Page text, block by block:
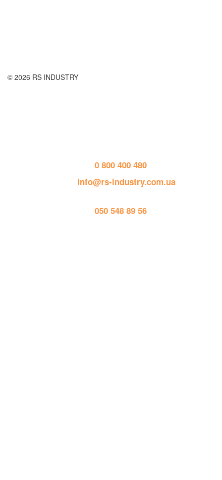
© 2026 RS INDUSTRY
0 800 400 480
info@rs-industry.com.ua
050 548 89 56